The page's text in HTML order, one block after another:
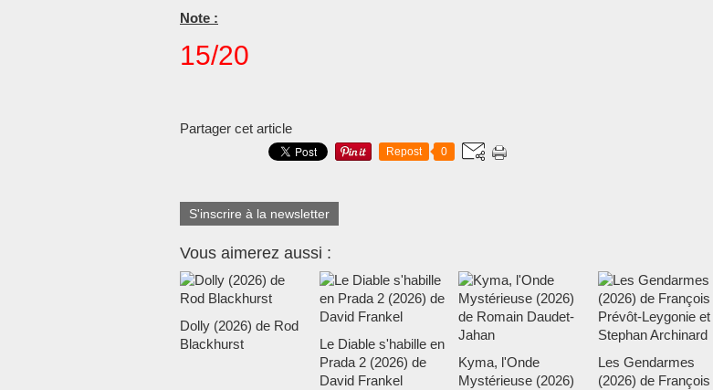
Note :
15/20
Partager cet article
Repost 0
S'inscrire à la newsletter
Vous aimerez aussi :
Dolly (2026) de Rod
Blackhurst
Le Diable s'habille en
Prada 2 (2026) de
David Frankel
Kyma, l'Onde
Mystérieuse (2026)
Les Gendarmes
(2026) de François